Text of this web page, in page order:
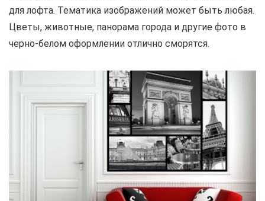
для лофта. Тематика изображений может быть любая.
Цветы, животные, панорама города и другие фото в
черно-белом оформлении отлично сморятся.